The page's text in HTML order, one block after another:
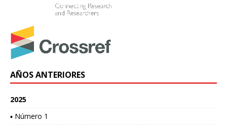
AÑOS ANTERIORES
2025
▪ Número 1